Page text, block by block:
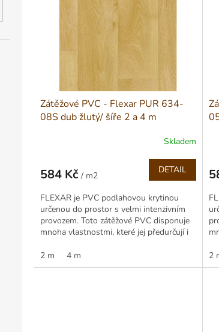
Zátěžové PVC - Flexar PUR 634-
08S dub žlutý/ šíře 2 a 4 m
Skladem
584 Kč / m2
cena:
DETAIL
FLEXAR je PVC podlahovou krytinou
určenou do prostor s velmi intenzivním
provozem. Toto zátěžové PVC disponuje
mnoha vlastnostmi, které jej předurčují i
2 m
4 m
2